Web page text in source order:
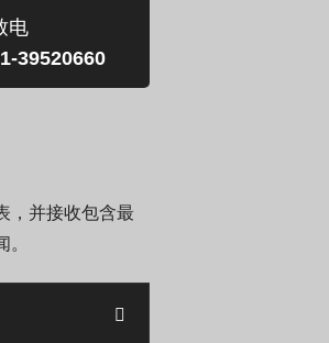
电
39520660
，并接收包含最